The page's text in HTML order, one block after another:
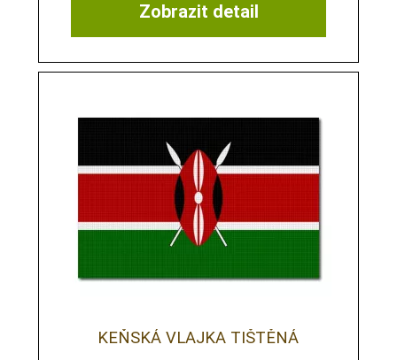
Zobrazit detail
KEŇSKÁ VLAJKA TIŠTĚNÁ